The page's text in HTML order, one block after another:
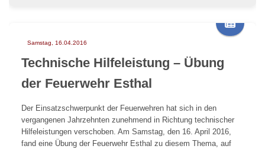
Samstag, 16.04.2016
Technische Hilfeleistung – Übung
der Feuerwehr Esthal
Der Einsatzschwerpunkt der Feuerwehren hat sich in den
vergangenen Jahrzehnten zunehmend in Richtung technischer
Hilfeleistungen verschoben. Am Samstag, den 16. April 2016,
fand eine Übung der Feuerwehr Esthal zu diesem Thema, auf